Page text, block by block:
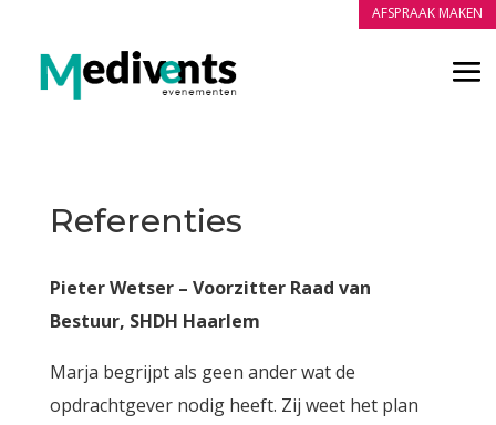
AFSPRAAK MAKEN
Referenties
Pieter Wetser – Voorzitter Raad van
Bestuur, SHDH Haarlem
Marja begrijpt als geen ander wat de
opdrachtgever nodig heeft. Zij weet het plan